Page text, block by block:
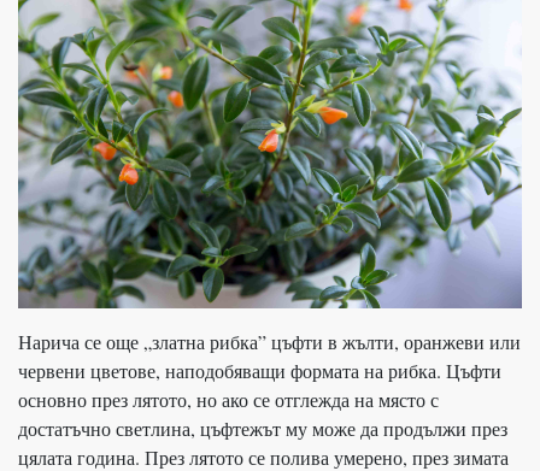
Нарича се още „златна рибка” цъфти в жълти, оранжеви или
червени цветове, наподобяващи формата на рибка. Цъфти
основно през лятото, но ако се отглежда на място с
достатъчно светлина, цъфтежът му може да продължи през
цялата година. През лятото се полива умерено, през зимата